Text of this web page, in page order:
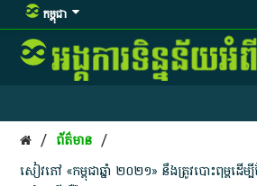
កម្ពុជា
/ ព័ត៌មាន /
សៀវភៅ​ «​កម្ពុជា​ឆ្នាំ​ ២០២១» ​នឹងត្រូវ​បោះពុម្ព​ដ